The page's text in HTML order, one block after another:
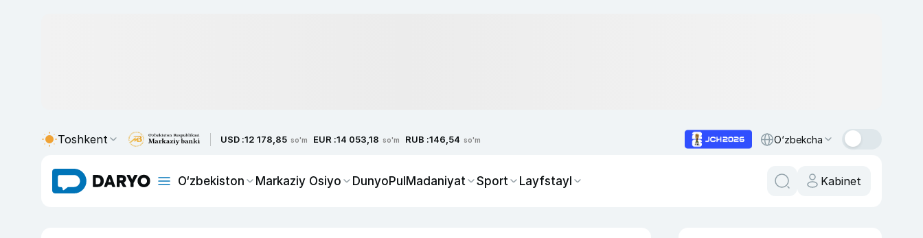
Toshkent USD :12 178,85 so'm EUR :14 053,18 so'm RUB :146,54 so'm O‘zbekcha
O‘zbekiston Markaziy Osiyo DunyoPulMadaniyat Sport Layfstayl Kabinet